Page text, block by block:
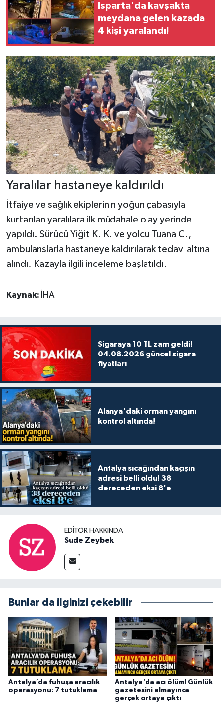
Isparta'da kavşakta
meydana gelen kazada
4 kişi yaralandı!
Yaralılar hastaneye kaldırıldı
İtfaiye ve sağlık ekiplerinin yoğun çabasıyla
kurtarılan yaralılara ilk müdahale olay yerinde
yapıldı. Sürücü Yiğit K. K. ve yolcu Tuana C.,
ambulanslarla hastaneye kaldırılarak tedavi altına
alındı. Kazayla ilgili inceleme başlatıldı.
Kaynak: İHA
Sigaraya 10 TL zam geldi!
04.08.2026 güncel sigara
fiyatları
Alanya'daki orman yangını
kontrol altında!
Antalya sıcağından kaçışın
adresi belli oldu! 38
dereceden eksi 8'e
EDITÖR HAKKINDA
Sude Zeybek
Bunlar da ilginizi çekebilir
Antalya’da fuhuşa aracılık
operasyonu: 7 tutuklama
Antalya'da acı ölüm! Günlük
gazetesini almayınca
gerçek ortaya çıktı